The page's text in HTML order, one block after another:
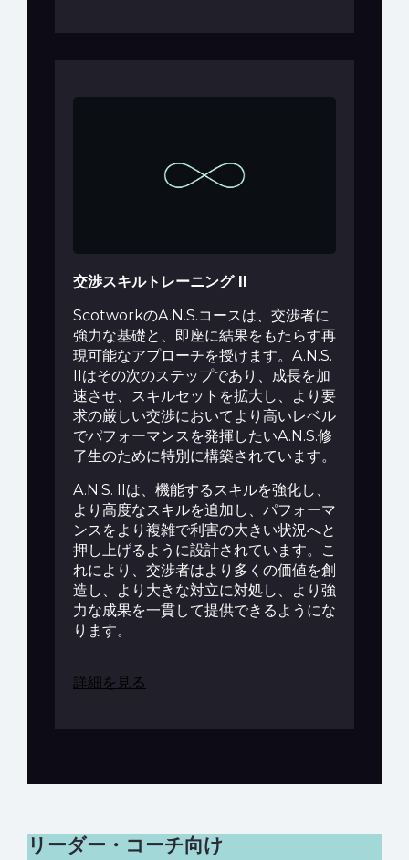
交渉スキルトレーニング II
ScotworkのA.N.S.コースは、交渉者に
強力な基礎と、即座に結果をもたらす再
現可能なアプローチを授けます。A.N.S.
IIはその次のステップであり、成長を加
速させ、スキルセットを拡大し、より要
求の厳しい交渉においてより高いレベル
でパフォーマンスを発揮したいA.N.S.修
了生のために特別に構築されています。
A.N.S. IIは、機能するスキルを強化し、
より高度なスキルを追加し、パフォーマ
ンスをより複雑で利害の大きい状況へと
押し上げるように設計されています。こ
れにより、交渉者はより多くの価値を創
造し、より大きな対立に対処し、より強
力な成果を一貫して提供できるようにな
ります。
詳細を見る
リーダー・コーチ向け